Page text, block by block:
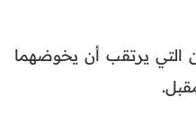
التي يرتقب أن يخوضهما